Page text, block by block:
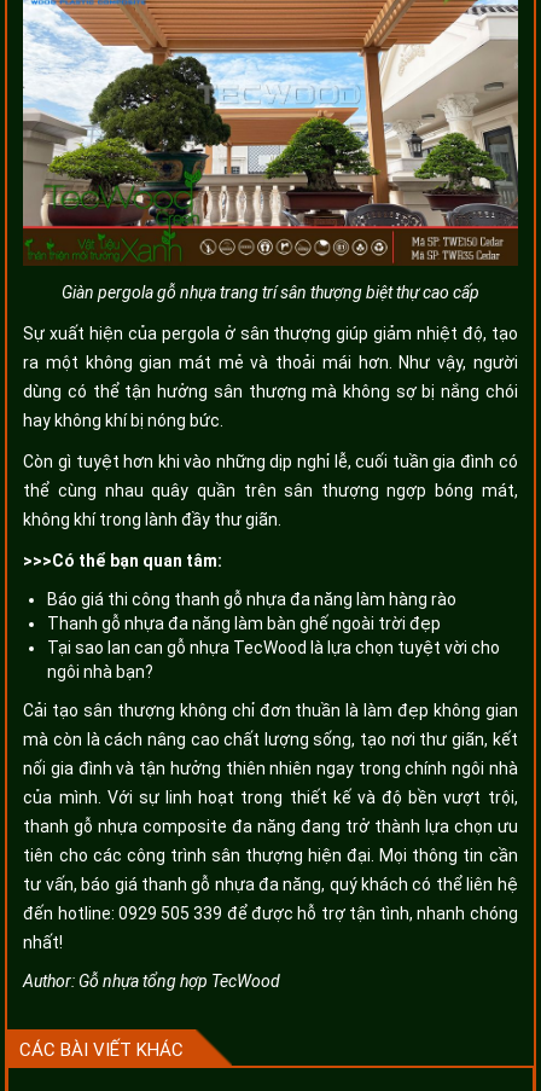
Giàn pergola gỗ nhựa trang trí sân thượng biệt thự cao cấp
Sự xuất hiện của pergola ở sân thượng giúp giảm nhiệt độ, tạo
ra một không gian mát mẻ và thoải mái hơn. Như vậy, người
dùng có thể tận hưởng sân thượng mà không sợ bị nắng chói
hay không khí bị nóng bức.
Còn gì tuyệt hơn khi vào những dịp nghỉ lễ, cuối tuần gia đình có
thể cùng nhau quây quần trên sân thượng ngợp bóng mát,
không khí trong lành đầy thư giãn.
>>>Có thể bạn quan tâm:
Báo giá thi công thanh gỗ nhựa đa năng làm hàng rào
Thanh gỗ nhựa đa năng làm bàn ghế ngoài trời đẹp
Tại sao lan can gỗ nhựa TecWood là lựa chọn tuyệt vời cho
ngôi nhà bạn?
Cải tạo sân thượng không chỉ đơn thuần là làm đẹp không gian
mà còn là cách nâng cao chất lượng sống, tạo nơi thư giãn, kết
nối gia đình và tận hưởng thiên nhiên ngay trong chính ngôi nhà
của mình. Với sự linh hoạt trong thiết kế và độ bền vượt trội,
thanh gỗ nhựa composite đa năng đang trở thành lựa chọn ưu
tiên cho các công trình sân thượng hiện đại. Mọi thông tin cần
tư vấn, báo giá thanh gỗ nhựa đa năng, quý khách có thể liên hệ
đến hotline: 0929 505 339 để được hỗ trợ tận tình, nhanh chóng
nhất!
Author:Gỗ nhựa tổng hợp TecWood
CÁC BÀI VIẾT KHÁC